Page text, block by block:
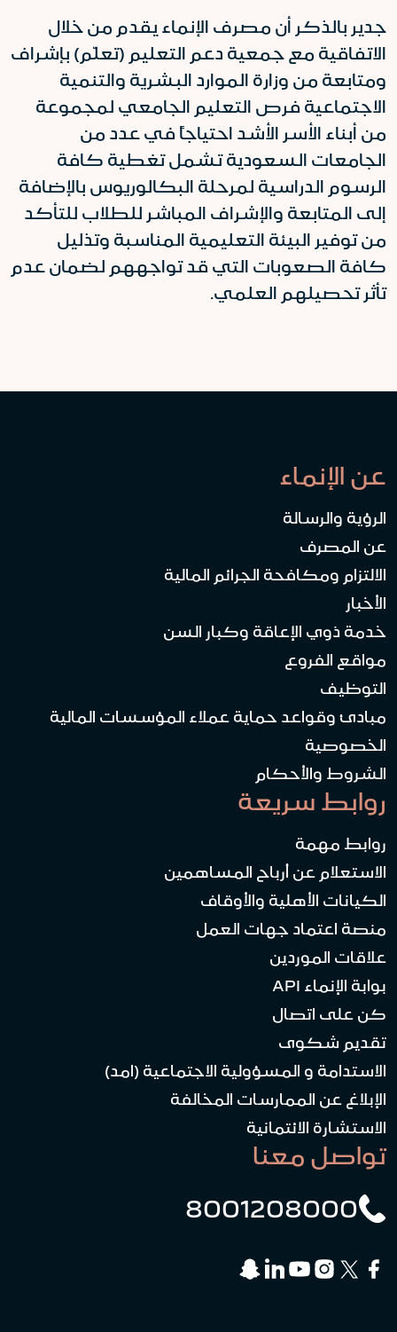
جدير بالذكر أن مصرف الإنماء يقدم من خلال
الاتفاقية مع جمعية دعم التعليم (تعلّم) بإشراف
ومتابعة من وزارة الموارد البشرية والتنمية
الاجتماعية فرص التعليم الجامعي لمجموعة
من أبناء الأسر الأشد احتياجاً في عدد من
الجامعات السعودية تشمل تغطية كافة
الرسوم الدراسية لمرحلة البكالوريوس بالإضافة
إلى المتابعة والإشراف المباشر للطلاب للتأكد
من توفير البيئة التعليمية المناسبة وتذليل
كافة الصعوبات التي قد تواجههم لضمان عدم
تأثر تحصيلهم العلمي.
عن الإنماء
الرؤية والرسالة
عن المصرف
الالتزام ومكافحة الجرائم المالية
الأخبار
خدمة ذوي الإعاقة وكبار السن
مواقع الفروع
التوظيف
مبادئ وقواعد حماية عملاء المؤسسات المالية
الخصوصية
الشروط والأحكام
روابط سريعة
روابط مهمة
الاستعلام عن أرباح المساهمين
الكيانات الأهلية والأوقاف
منصة اعتماد جهات العمل
علاقات الموردين
بوابة الإنماء API
كن على اتصال
تقديم شكوى
الاستدامة و المسؤولية الاجتماعية (امد)
الإبلاغ عن الممارسات المخالفة
الاستشارة الائتمانية
تواصل معنا
8001208000